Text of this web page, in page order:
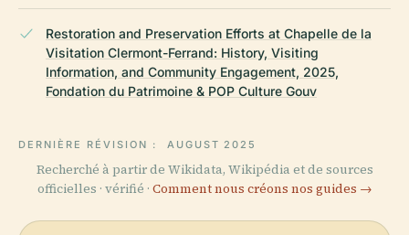
Restoration and Preservation Efforts at Chapelle de la
Visitation Clermont-Ferrand: History, Visiting
Information, and Community Engagement, 2025,
Fondation du Patrimoine & POP Culture Gouv
DERNIÈRE RÉVISION : AUGUST 2025
Recherché à partir de Wikidata, Wikipédia et de sources
officielles · vérifié · Comment nous créons nos guides →